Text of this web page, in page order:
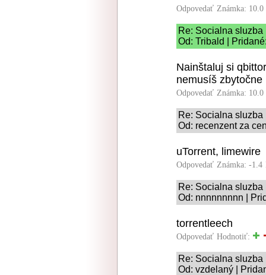
Odpovedať Známka: 10.0
Re: Socialna sluzba
Od: Tribald |
Nainštaluj si
nemusíš
Odpovedať Známka: 10.0
Re: Socialna sluzba
Od: recenzent za
uTorrent, limewire
Odpovedať Známka: -1.4
Re: Socialna sluzba
Od: nnnnnnnnn |
torrentleech
Odpovedať Hodnotiť:
Re: Socialna sluzba
Od: vzdelaný |